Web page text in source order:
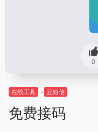
0
在线工具 云短信
免费接码